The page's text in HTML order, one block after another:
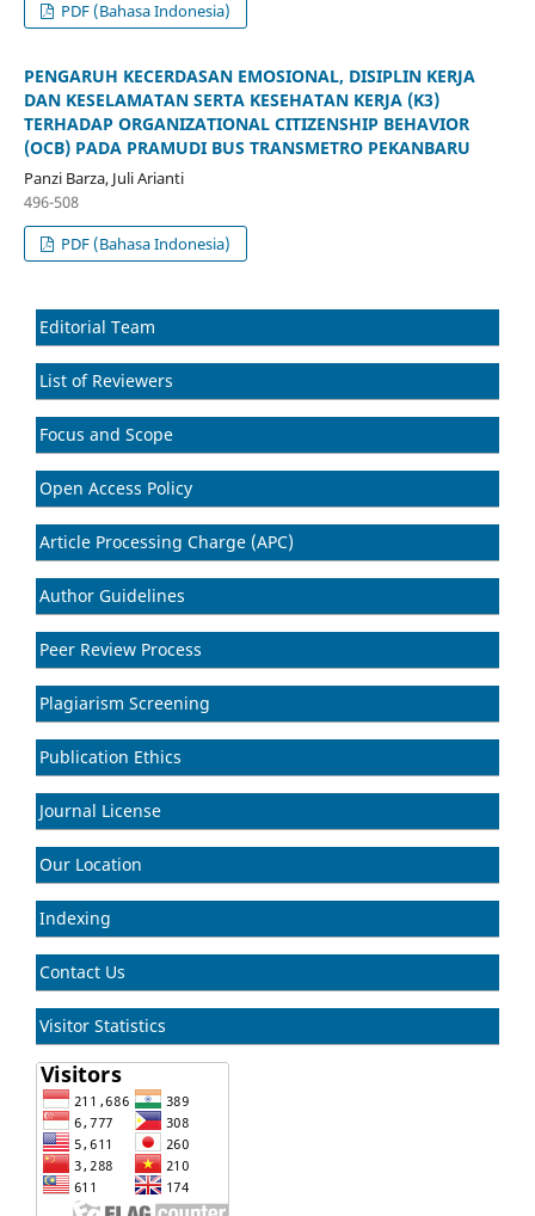
PDF (Bahasa Indonesia)
PENGARUH KECERDASAN EMOSIONAL, DISIPLIN KERJA
DAN KESELAMATAN SERTA KESEHATAN KERJA (K3)
TERHADAP ORGANIZATIONAL CITIZENSHIP BEHAVIOR
(OCB) PADA PRAMUDI BUS TRANSMETRO PEKANBARU
Panzi Barza, Juli Arianti
496-508
PDF (Bahasa Indonesia)
Editorial Team
List of Reviewers
Focus and Scope
Open Access Policy
Article Processing Charge (APC)
Author Guidelines
Peer Review Process
Plagiarism Screening
Publication Ethics
Journal License
Our Location
Indexing
Contact Us
Visitor Statistics